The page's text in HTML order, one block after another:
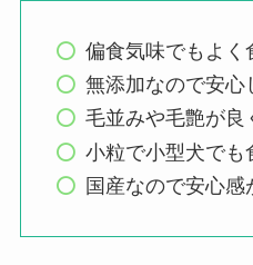
偏食気味でもよく
無添加なので安心
毛並みや毛艶が良
小粒で小型犬でも
国産なので安心感